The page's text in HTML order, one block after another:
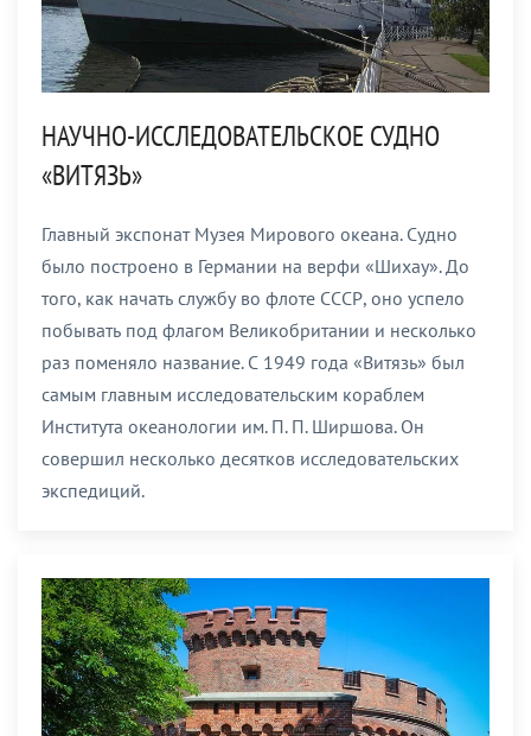
НАУЧНО-ИССЛЕДОВАТЕЛЬСКОЕ СУДНО
«ВИТЯЗЬ»
Главный экспонат Музея Мирового океана. Судно
было построено в Германии на верфи «Шихау». До
того, как начать службу во флоте СССР, оно успело
побывать под флагом Великобритании и несколько
раз поменяло название. С 1949 года «Витязь» был
самым главным исследовательским кораблем
Института океанологии им. П. П. Ширшова. Он
совершил несколько десятков исследовательских
экспедиций.